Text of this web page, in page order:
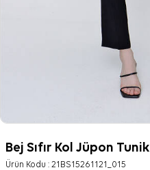
Bej Sıfır Kol Jüpon Tunik
Ürün Kodu : 21BS15261121_015